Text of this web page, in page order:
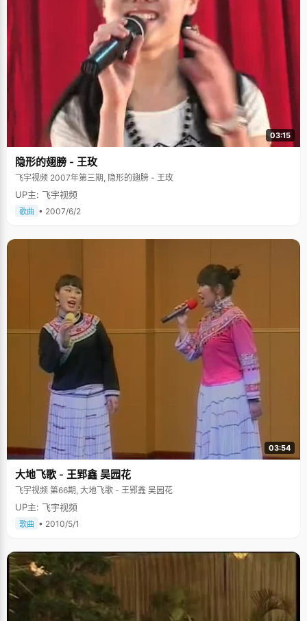
03:15
隐形的翅膀 - 王玫
飞宇视频 2007年第三期, 隐形的翅膀 - 王玫
UP主: 飞宇视频
歌曲 • 2007/6/2
03:54
大地飞歌 - 王郢鑫 吴园花
飞宇视频 第66期, 大地飞歌 - 王郢鑫 吴园花
UP主: 飞宇视频
歌曲 • 2010/5/1